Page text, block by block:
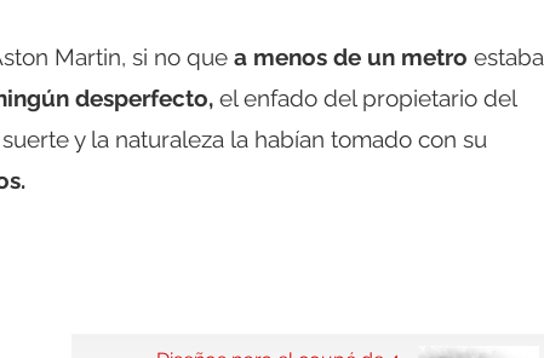
Martin, si no que a menos de un metro estaba
desperfecto, el enfado del propietario del
y la naturaleza la habían tomado con su